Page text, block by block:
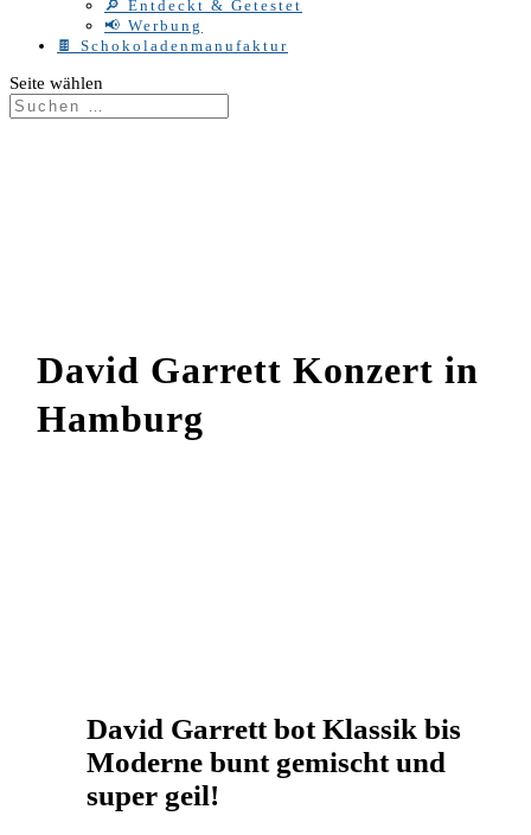
🔎 Entdeckt & Getestet
📢 Werbung
🍫 Schokoladenmanufaktur
Seite wählen
David Garrett Konzert in
Hamburg
David Garrett bot Klassik bis
Moderne bunt gemischt und
super geil!